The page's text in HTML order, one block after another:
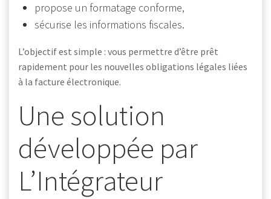
propose un formatage conforme,
sécurise les informations fiscales.
L’objectif est simple : vous permettre d’être prêt
rapidement pour les nouvelles obligations légales liées
à la facture électronique.
Une solution
développée par
L’Intégrateur